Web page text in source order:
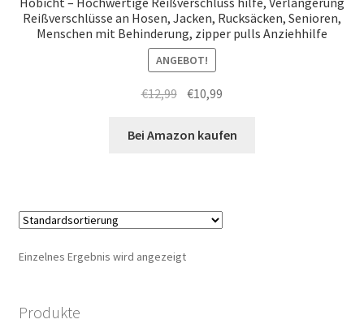
Reißverschlüsse an Hosen, Jacken, Rucksäcken, Senioren,
Menschen mit Behinderung, zipper pulls Anziehhilfe
ANGEBOT!
€12,99 Ursprünglicher
war:
€10,99
ist:
Bei Amazon kaufen
Einzelnes Ergebnis wird angezeigt
Produkte